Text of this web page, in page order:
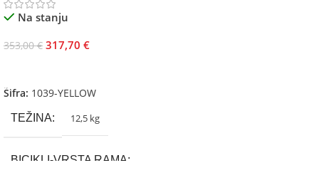
Na stanju
353,00€ 317,70 €
Šifra: 1039-YELLOW
TEŽINA 12,5 kg
BICIKLI-VRSTA RAMA